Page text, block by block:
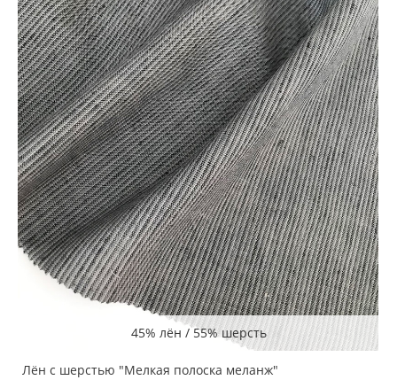
45% лён / 55% шерсть
Лён с шерстью "Мелкая полоска меланж"